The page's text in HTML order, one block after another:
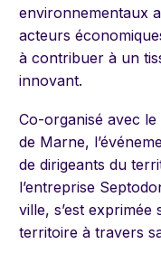
environnementaux
acteurs
à contribuer à un
innovant.
Co-organisé avec
de Marne,
de dirigeants du
l’entreprise
ville, s’est
territoire à travers